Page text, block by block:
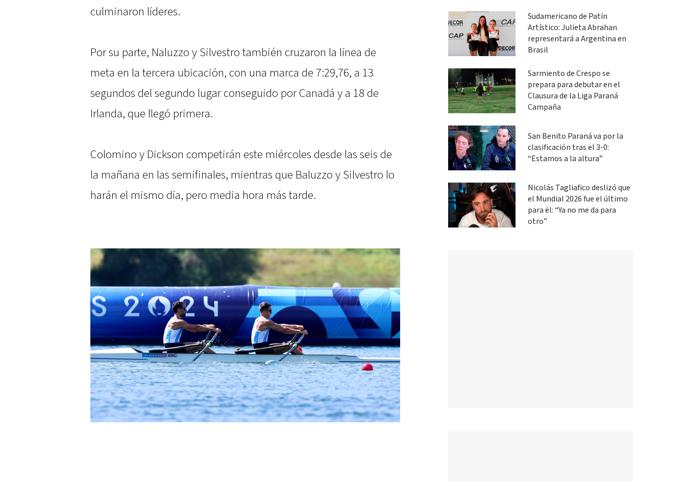
culminaron líderes.
Por su parte, Naluzzo y Silvestro también cruzaron la línea de
meta en la tercera ubicación, con una marca de 7:29,76, a 13
segundos del segundo lugar conseguido por Canadá y a 18 de
Irlanda, que llegó primera.
Colomino y Dickson competirán este miércoles desde las seis de
la mañana en las semifinales, mientras que Baluzzo y Silvestro lo
harán el mismo día, pero media hora más tarde.
Sudamericano de Patín
Artístico: Julieta Abrahan
representará a Argentina en
Brasil
Sarmiento de Crespo se
prepara para debutar en el
Clausura de la Liga Paraná
Campaña
San Benito Paraná va por la
clasificación tras el 3-0:
“Estamos a la altura”
Nicolás Tagliafico deslizó que
el Mundial 2026 fue el último
para él: “Ya no me da para
otro”